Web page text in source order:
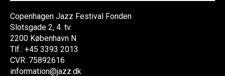
Copenhagen Jazz Festival Fonden
Slotsgade 2, 4. tv.
2200 København N
Tlf.: +45 3393 2013
CVR: 75892616
information@jazz.dk